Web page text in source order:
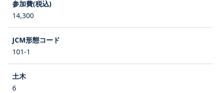
14,300
101-1
6